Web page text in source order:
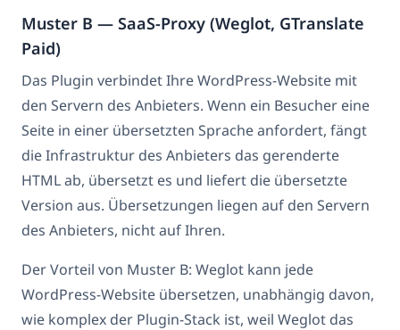
Muster B — SaaS-Proxy (Weglot, GTranslate
Paid)
Das Plugin verbindet Ihre WordPress-Website mit
den Servern des Anbieters. Wenn ein Besucher eine
Seite in einer übersetzten Sprache anfordert, fängt
die Infrastruktur des Anbieters das gerenderte
HTML ab, übersetzt es und liefert die übersetzte
Version aus. Übersetzungen liegen auf den Servern
des Anbieters, nicht auf Ihren.
Der Vorteil von Muster B: Weglot kann jede
WordPress-Website übersetzen, unabhängig davon,
wie komplex der Plugin-Stack ist, weil Weglot das